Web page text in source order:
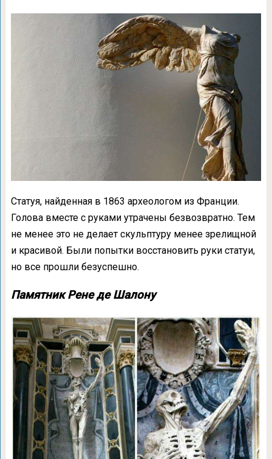
Статуя, найденная в 1863 археологом из Франции.
Голова вместе с руками утрачены безвозвратно. Тем
не менее это не делает скульптуру менее зрелищной
и красивой. Были попытки восстановить руки статуи,
но все прошли безуспешно.
Памятник Рене де Шалону